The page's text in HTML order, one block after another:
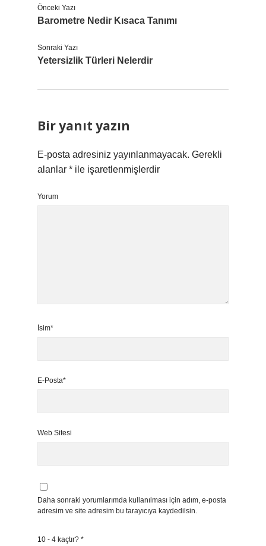
Önceki Yazı
Barometre Nedir Kısaca Tanımı
Sonraki Yazı
Yetersizlik Türleri Nelerdir
Bir yanıt yazın
E-posta adresiniz yayınlanmayacak. Gerekli
alanlar * ile işaretlenmişlerdir
Yorum
İsim*
E-Posta*
Web Sitesi
Daha sonraki yorumlarımda kullanılması için adım, e-posta
adresim ve site adresim bu tarayıcıya kaydedilsin.
10 - 4 kaçtır? *